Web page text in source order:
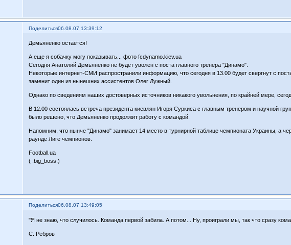
Поделиться06.08.07 13:39:12
Демьяненко остается!
А еще я собачку могу показывать... фото fcdynamo.kiev.ua
Сегодня Анатолий Демьяненко не будет уволен с поста главного тренера "Динамо".
Некоторые интернет-СМИ распространили информацию, что сегодня в 13.00 будет свергнут с
заменит один из нынешних ассистентов Олег Лужный.
Однако по сведениям наших достоверных источников никакого увольнения, по крайней мере,
В 12.00 состоялась встреча президента киевлян Игоря Суркиса с главным тренером и научной
было решено, что Демьяненко продолжит работу с командой.
Напомним, что нынче "Динамо" занимает 14 место в турнирной таблице чемпионата Украины, а
раунде Лиге чемпионов.
Football.ua
( :big_boss:)
Поделиться06.08.07 13:49:05
"Я не знаю, что случилось. Команда первой забила. А потом... Ну, проиграли мы, так что сразу
C. Ребров